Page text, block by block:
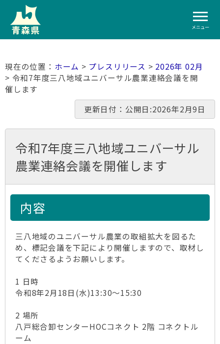
メニュー
ホーム > プレスリリース > 2026年 02月
> 令和7年度三八地域ユニバーサル農業連絡会議を開
催します
更新日付：公開日:2026年2月9日
令和7年度三八地域ユニバーサル
農業連絡会議を開催します
内容
三八地域のユニバーサル農業の取組拡大を図るた
め、標記会議を下記により開催しますので、取材し
てくださるようお願いします。
1 日時
令和8年2月18日(水)13:30～15:30
2 場所
八戸総合卸センターHOCコネクト 2階 コネクトル
ーム